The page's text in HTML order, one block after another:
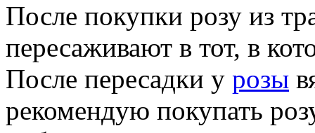
После покупки розу из
пересаживают в тот, в
После пересадки у розы
рекомендую покупать